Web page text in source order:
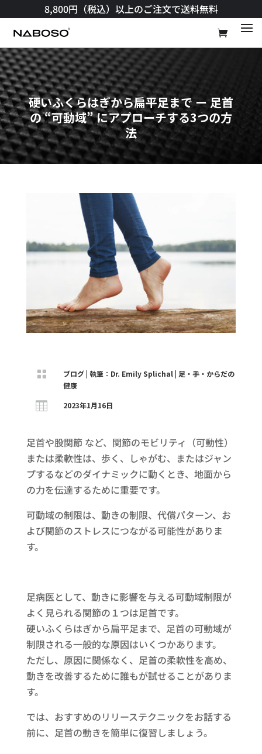
8,800円（税込）以上のご注文で送料無料​
硬いふくらはぎから扁平足まで ー 足首
の “可動域” にアプローチする3つの方
法
 ブログ| 執筆：Dr. Emily Splichal| 足・手・からだの
健康
 2023年1月16日
足首や股関節 など、関節のモビリティ（可動性）
または柔軟性は、歩く、しゃがむ、またはジャン
プするなどのダイナミックに動くとき、地面から
の力を伝達するために重要です。
可動域の制限は、動きの制限、代償パターン、お
よび関節のストレスにつながる可能性がありま
す。
足病医として、動きに影響を与える可動域制限が
よく見られる関節の１つは足首です。
硬いふくらはぎから扁平足まで、足首の可動域が
制限される一般的な原因はいくつかあります。
ただし、原因に関係なく、足首の柔軟性を高め、
動きを改善するために誰もが試せることがありま
す。
では、おすすめのリリーステクニックをお話する
前に、足首の動きを簡単に復習しましょう。